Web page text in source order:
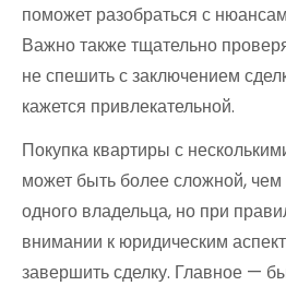
поможет разобраться с
Важно также тщательно
не спешить с заключением
кажется привлекательной.
Покупка квартиры с
может быть более сложной, чем
одного владельца, но при
внимании к юридическим
завершить сделку. Главное —